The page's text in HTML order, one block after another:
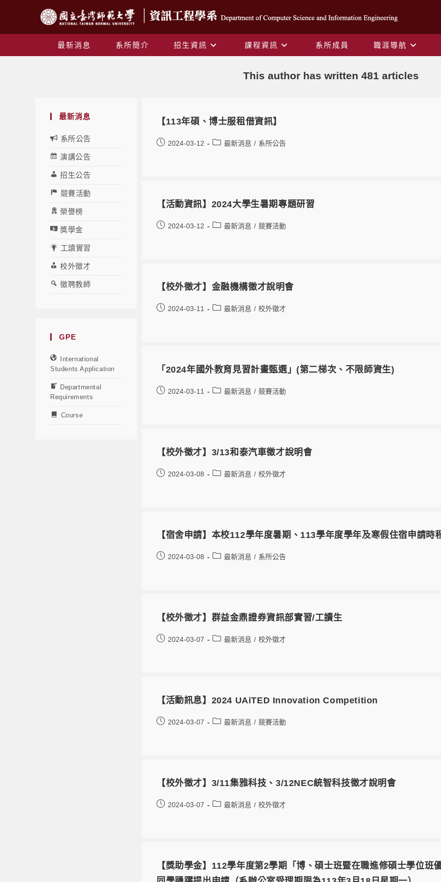
最新消息 系所簡介 招生資訊 課程資訊 系所成員
職涯導航
This author has written 481 articles
最新消息
系所公告
演講公告
招生公告
競賽活動
榮譽榜
獎學金
工讀實習
校外徵才
徵聘教師
GPE
International
Students Application
Departmental
Requirements
Course
【113年碩、博士服租借資訊】
2024-03-12 最新消息 / 系所公告
【活動資訊】2024大學生暑期專題研習
2024-03-12 最新消息 / 競賽活動
【校外徵才】金融機構徵才說明會
2024-03-11 最新消息 / 校外徵才
「2024年國外教育見習計畫甄選」(第二梯次、不限師資生)
2024-03-11 最新消息 / 競賽活動
【校外徵才】3/13和泰汽車徵才說明會
2024-03-08 最新消息 / 校外徵才
【宿舍申請】本校112學年度暑期、113學年度學年及寒假住宿申請時
2024-03-08 最新消息 / 系所公告
【校外徵才】群益金鼎證券資訊部實習/工讀生
2024-03-07 最新消息 / 校外徵才
【活動訊息】2024 UAiTED Innovation Competition
2024-03-07 最新消息 / 競賽活動
【校外徵才】3/11集雅科技、3/12NEC統智科技徵才說明會
2024-03-07 最新消息 / 校外徵才
【獎助學金】112學年度第2學期「博、碩士班暨在職進修碩士學位